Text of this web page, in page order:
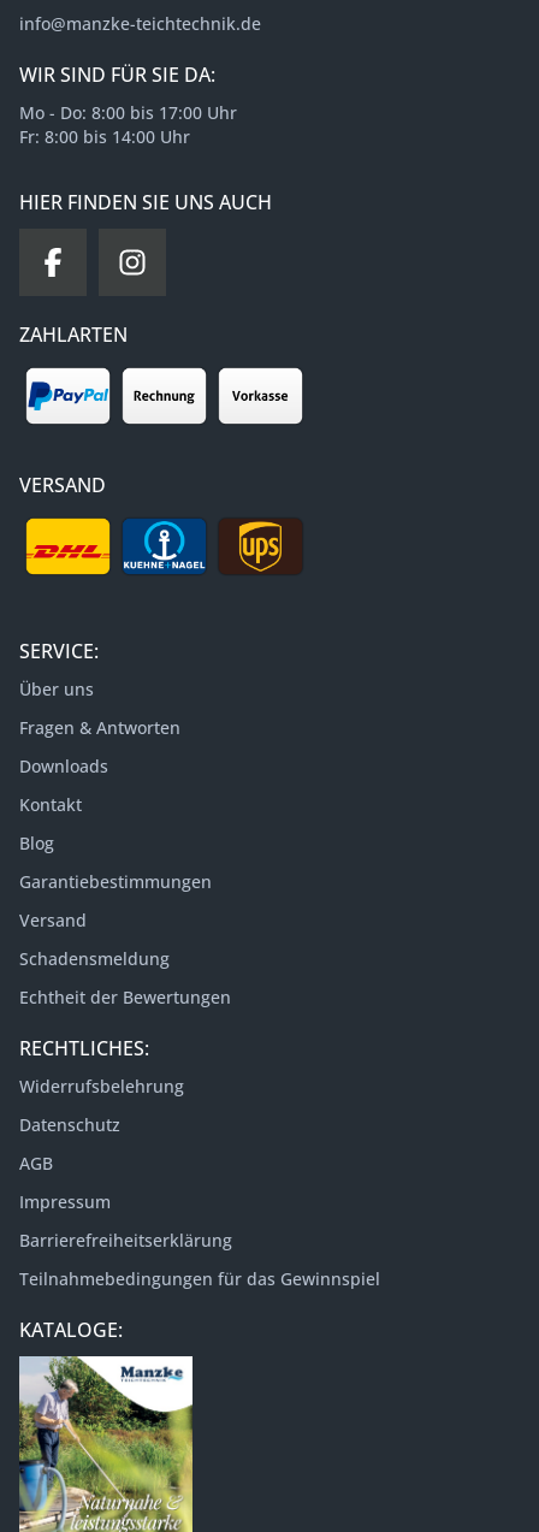
info@manzke-teichtechnik.de
WIR SIND FÜR SIE DA:
Mo - Do: 8:00 bis 17:00 Uhr
Fr: 8:00 bis 14:00 Uhr
HIER FINDEN SIE UNS AUCH
ZAHLARTEN
VERSAND
SERVICE:
Über uns
Fragen & Antworten
Downloads
Kontakt
Blog
Garantiebestimmungen
Versand
Schadensmeldung
Echtheit der Bewertungen
RECHTLICHES:
Widerrufsbelehrung
Datenschutz
AGB
Impressum
Barrierefreiheitserklärung
Teilnahmebedingungen für das Gewinnspiel
KATALOGE: